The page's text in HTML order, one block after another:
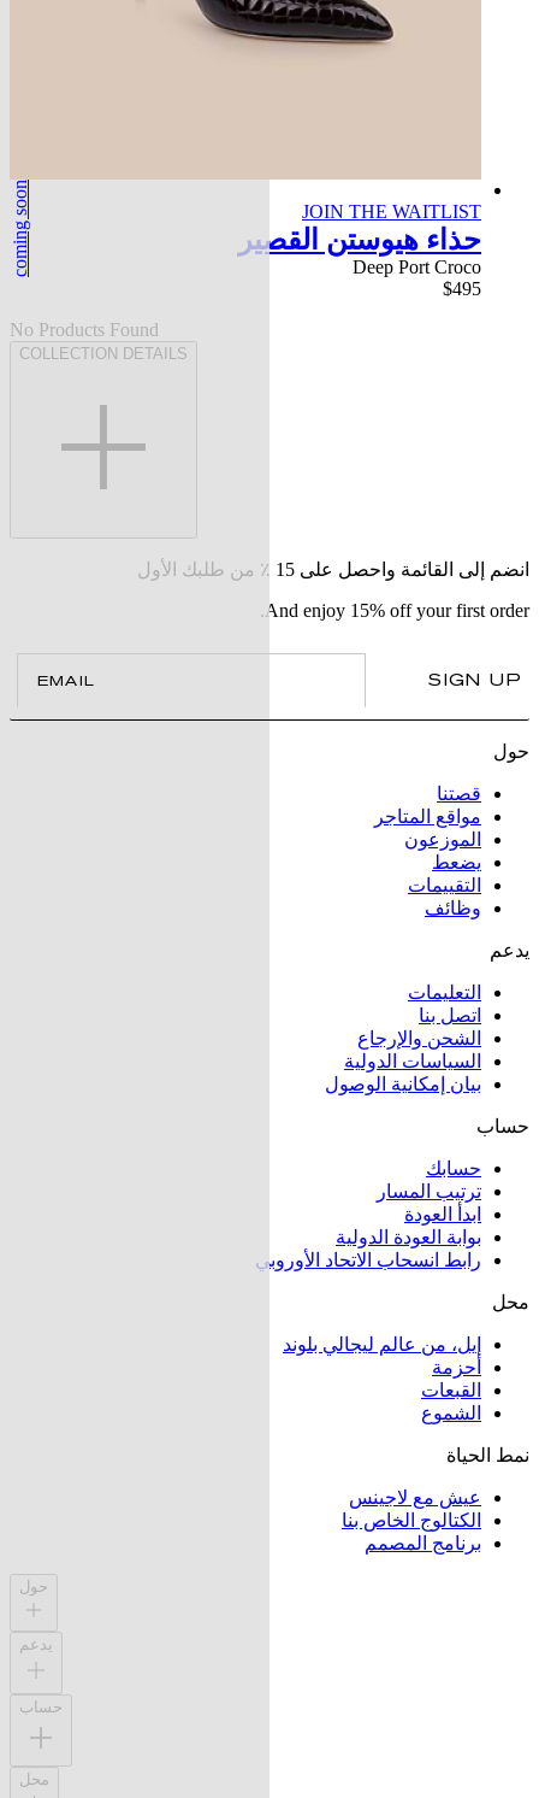
coming soon JOIN THE WAITLIST
حذاء هيوستن القصير
Deep Port Croco
$495
No Products Found
COLLECTION DETAILS
انضم إلى القائمة واحصل على 15 ٪ من طلبك الأول
And enjoy 15% off your first order.
SIGN UP
حول
قصتنا
مواقع المتاجر
الموزعون
يضعط
التقييمات
وظائف
يدعم
التعليمات
اتصل بنا
الشحن والإرجاع
السياسات الدولية
بيان إمكانية الوصول
حساب
حسابك
ترتيب المسار
ابدأ العودة
بوابة العودة الدولية
رابط انسحاب الاتحاد الأوروبي
محل
إيل، من عالم ليجالي بلوند
أحزمة
القبعات
الشموع
نمط الحياة
عيش مع لاجينس
الكتالوج الخاص بنا
برنامج المصمم
حول
يدعم
حساب
محل